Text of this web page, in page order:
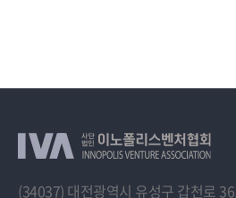
(34037) 대전광역시 유성구 갑천로